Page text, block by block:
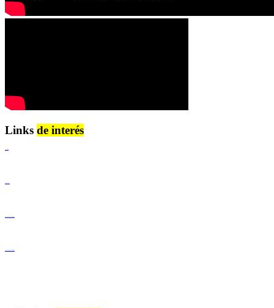
Links de interés